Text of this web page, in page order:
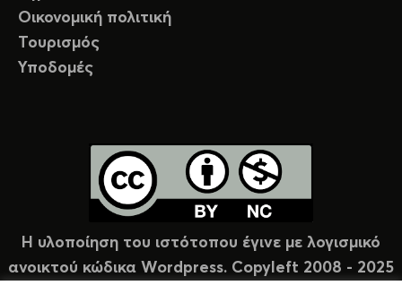
Οικονομική πολιτική
Τουρισμός
Υποδομές
Η υλοποίηση του ιστότοπου έγινε με λογισμικό
ανοικτού κώδικα Wordpress. Copyleft 2008 - 2025